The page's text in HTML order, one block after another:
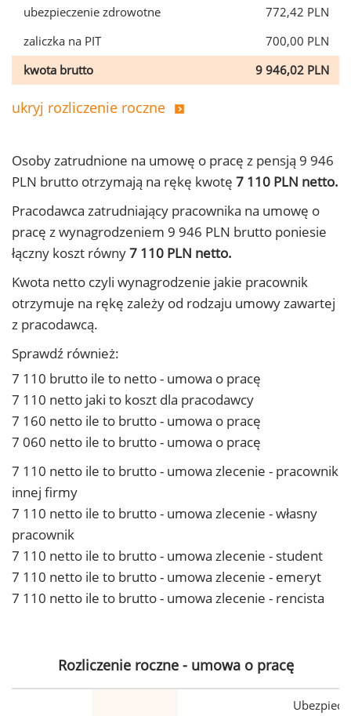
ubezpieczenie zdrowotne
772,42 PLN
zaliczka na PIT
700,00 PLN
kwota brutto
9 946,02 PLN
ukryj rozliczenie roczne
Osoby zatrudnione na umowę o pracę z pensją 9 946
PLN brutto otrzymają na rękę kwotę 7 110 PLN netto.
Pracodawca zatrudniający pracownika na umowę o
pracę z wynagrodzeniem 9 946 PLN brutto poniesie
łączny koszt równy7 110 PLN netto.
Kwota netto czyli wynagrodzenie jakie pracownik
otrzymuje na rękę zależy od rodzaju umowy zawartej
z pracodawcą.
Sprawdź również:
7 110 brutto ile to netto - umowa o pracę
7 110 netto jaki to koszt dla pracodawcy
7 160 netto ile to brutto - umowa o pracę
7 060 netto ile to brutto - umowa o pracę
7 110 netto ile to brutto - umowa zlecenie - pracownik
innej firmy
7 110 netto ile to brutto - umowa zlecenie - własny
pracownik
7 110 netto ile to brutto - umowa zlecenie - student
7 110 netto ile to brutto - umowa zlecenie - emeryt
7 110 netto ile to brutto - umowa zlecenie - rencista
Rozliczenie roczne - umowa o pracę